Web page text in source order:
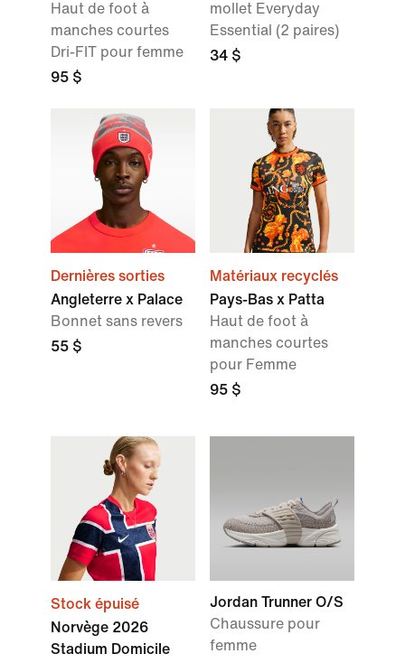
Haut de foot à
manches courtes
Dri-FIT pour femme
95 $
mollet Everyday
Essential (2 paires)
34 $
Dernières sorties
Angleterre x Palace
Bonnet sans revers
55 $
Matériaux recyclés
Pays-Bas x Patta
Haut de foot à
manches courtes
pour Femme
95 $
Stock épuisé
Norvège 2026
Stadium Domicile
Jordan Trunner O/S
Chaussure pour
femme